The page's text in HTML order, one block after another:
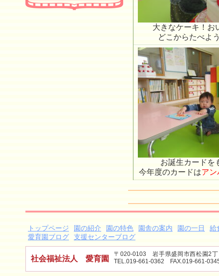
大きなケーキ！
どこからたべよ
お誕生カード
今年度のカードはアン
トップページ 園の紹介 園の特色 園舎の案内 園の一日
給
愛育園ブログ
支援センターブログ
社会福祉法人 愛育園
〒020-0103 岩手県盛岡市西松園
TEL.019-661-0362 FAX.019-661-